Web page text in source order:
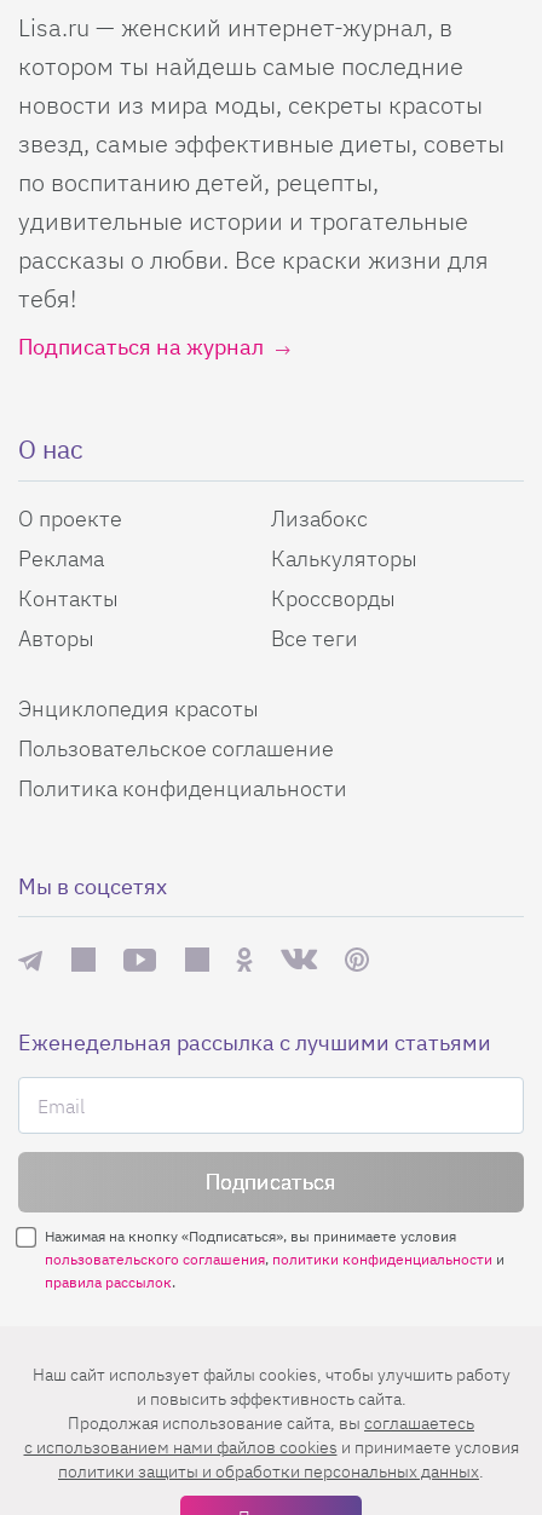
Lisa.ru — женский интернет-журнал, в
котором ты найдешь самые последние
новости из мира моды, секреты красоты
звезд, самые эффективные диеты, советы
по воспитанию детей, рецепты,
удивительные истории и трогательные
рассказы о любви. Все краски жизни для
тебя!
Подписаться на журнал
О нас
О проекте
Реклама
Контакты
Авторы
Лизабокс
Калькуляторы
Кроссворды
Все теги
Энциклопедия красоты
Пользовательское соглашение
Политика конфиденциальности
Мы в соцсетях
Еженедельная рассылка с лучшими статьями
Нажимая на кнопку «Подписаться», вы принимаете условия
пользовательского соглашения, политики конфиденциальности и
правила рассылок.
Нашли ошибку? Выделите ее и нажмите
Ctrl+Enter
© 2026 АО «БКМ», ОГРН 1027739494584, ИНН 7705056238
127018, Москва, ул. Полковая, д. 3, стр. 4, помещение I, комн. 23
16+
Дизайн сайта —Студия Евгения и Ольги Апрель
Наш сайт использует файлы cookies, чтобы улучшить работу
и повысить эффективность сайта.
Продолжая использование сайта, вы соглашаетесь
c использованием нами файлов cookies и принимаете условия
политики защиты и обработки персональных данных.